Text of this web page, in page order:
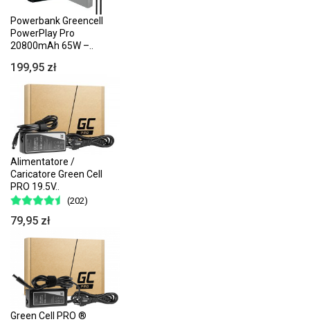
Powerbank Greencell
PowerPlay Pro
20800mAh 65W –..
199,95 zł
Alimentatore /
Caricatore Green Cell
PRO 19.5V..
(202)
79,95 zł
Green Cell PRO ®